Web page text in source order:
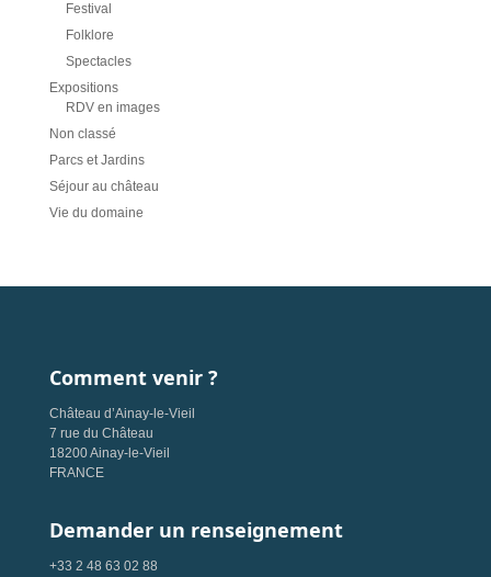
Festival
Folklore
Spectacles
Expositions
RDV en images
Non classé
Parcs et Jardins
Séjour au château
Vie du domaine
Comment venir ?
Château d’Ainay-le-Vieil
7 rue du Château
18200 Ainay-le-Vieil
FRANCE
Demander un renseignement
+33 2 48 63 02 88